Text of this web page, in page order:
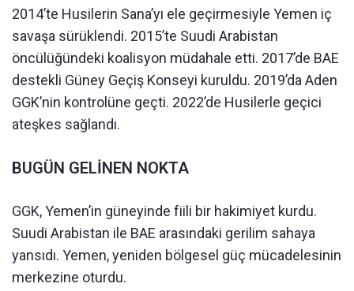
2014’te Husilerin Sana’yı ele geçirmesiyle Yemen iç
savaşa sürüklendi. 2015’te Suudi Arabistan
öncülüğündeki koalisyon müdahale etti. 2017’de BAE
destekli Güney Geçiş Konseyi kuruldu. 2019’da Aden
GGK’nin kontrolüne geçti. 2022’de Husilerle geçici
ateşkes sağlandı.
BUGÜN GELİNEN NOKTA
GGK, Yemen’in güneyinde fiili bir hakimiyet kurdu.
Suudi Arabistan ile BAE arasındaki gerilim sahaya
yansıdı. Yemen, yeniden bölgesel güç mücadelesinin
merkezine oturdu.